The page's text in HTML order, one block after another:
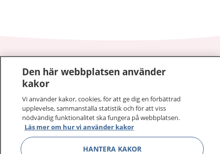
1177–tryggt om din hälsa och vård
På 1177.se får du råd om hälsa och information om
sjukdomar och vilka mottagningar du kan kontakta.
Logga in för att läsa din journal och göra dina
vårdärenden. Ring telefonnummer 1177 för
sjukvårdsrådgivning dygnet runt.
1177 ger dig råd när du vill må bättre.
Den här webbplatsen använder
kakor
Vi använder kakor, cookies, för att ge dig en förbättrad
upplevelse, sammanställa statistik och för att viss
nödvändig funktionalitet ska fungera på webbplatsen.
Läs mer om hur vi använder kakor
HANTERA KAKOR